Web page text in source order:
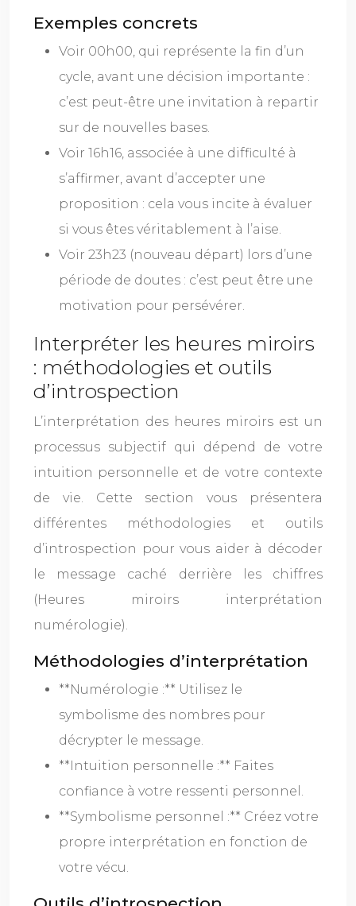
Exemples concrets
Voir 00h00, qui représente la fin d’un
cycle, avant une décision importante :
c’est peut-être une invitation à repartir
sur de nouvelles bases.
Voir 16h16, associée à une difficulté à
s’affirmer, avant d’accepter une
proposition : cela vous incite à évaluer
si vous êtes véritablement à l’aise.
Voir 23h23 (nouveau départ) lors d’une
période de doutes : c’est peut être une
motivation pour persévérer.
Interpréter les heures miroirs
: méthodologies et outils
d’introspection
L’interprétation des heures miroirs est un
processus subjectif qui dépend de votre
intuition personnelle et de votre contexte
de vie. Cette section vous présentera
différentes méthodologies et outils
d’introspection pour vous aider à décoder
le message caché derrière les chiffres
(Heures miroirs interprétation
numérologie).
Méthodologies d’interprétation
**Numérologie :** Utilisez le
symbolisme des nombres pour
décrypter le message.
**Intuition personnelle :** Faites
confiance à votre ressenti personnel.
**Symbolisme personnel :** Créez votre
propre interprétation en fonction de
votre vécu.